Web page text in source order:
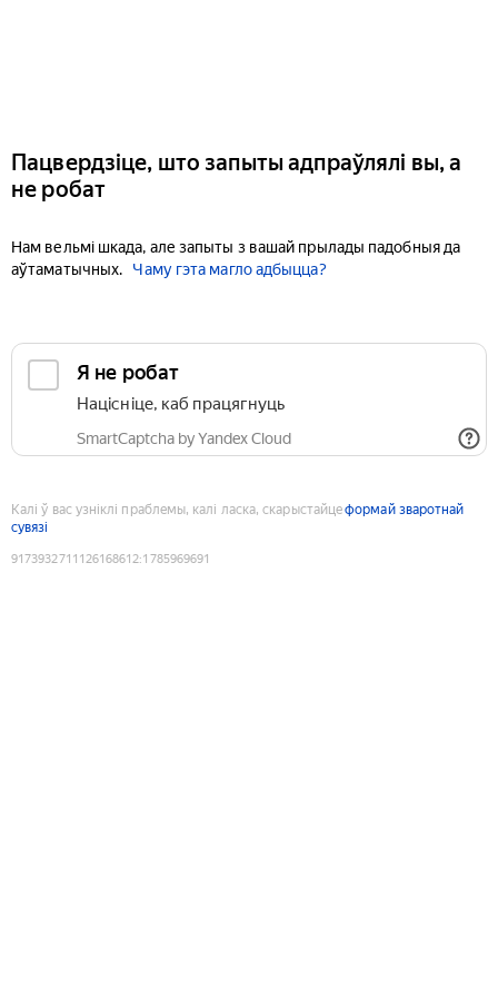
Пацвердзіце, што запыты адпраўлялі вы, а
не робат
Нам вельмі шкада, але запыты з вашай прылады падобныя да
аўтаматычных.
Чаму гэта магло адбыцца?
Я не робат
Націсніце, каб працягнуць
SmartCaptcha by Yandex Cloud
Калі ў вас узніклі праблемы, калі ласка, скарыстайцеформай зваротнай
сувязі
9173932711126168612:1785969691